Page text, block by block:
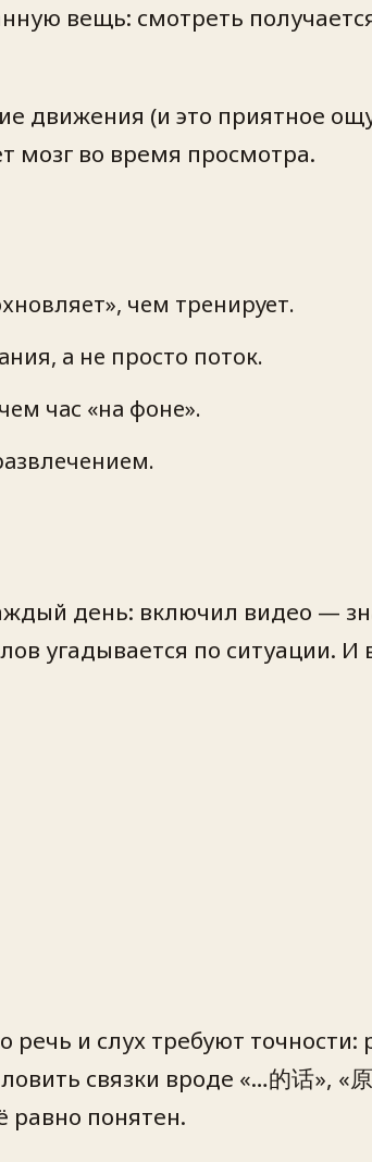
вещь: смотреть
движения (и это приятное
мозг во время просмотра.
чем тренирует.
а не просто поток.
час «на фоне».
день: включил видео —
угадывается по ситуации. И
и слух требуют точности:
связки вроде «…的话», «
равно понятен.